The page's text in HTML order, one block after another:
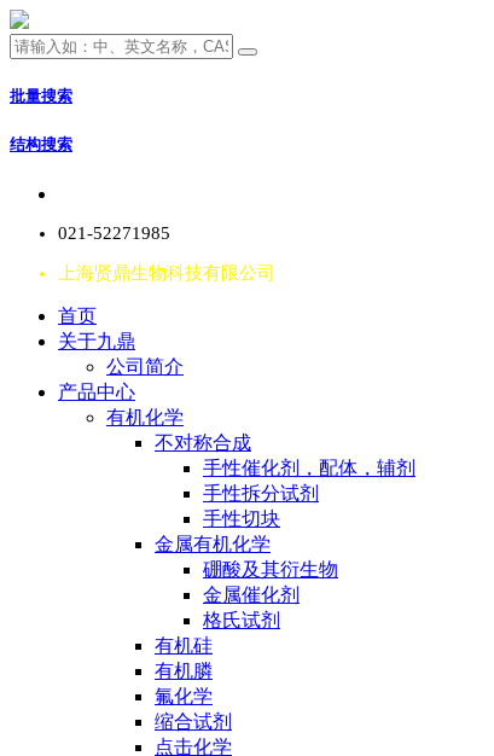
批量搜索
结构搜索
021-52271985
上海贤鼎生物科技有限公司
首页
关于九鼎
公司简介
产品中心
有机化学
不对称合成
手性催化剂，配体，辅剂
手性拆分试剂
手性切块
金属有机化学
硼酸及其衍生物
金属催化剂
格氏试剂
有机硅
有机膦
氟化学
缩合试剂
点击化学